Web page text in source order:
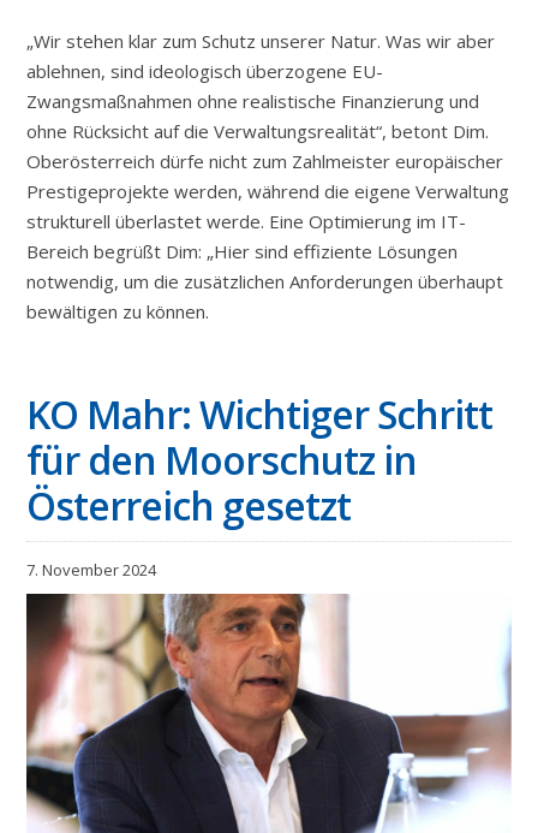
„Wir stehen klar zum Schutz unserer Natur. Was wir aber
ablehnen, sind ideologisch überzogene EU-
Zwangsmaßnahmen ohne realistische Finanzierung und
ohne Rücksicht auf die Verwaltungsrealität“, betont Dim.
Oberösterreich dürfe nicht zum Zahlmeister europäischer
Prestigeprojekte werden, während die eigene Verwaltung
strukturell überlastet werde. Eine Optimierung im IT-
Bereich begrüßt Dim: „Hier sind effiziente Lösungen
notwendig, um die zusätzlichen Anforderungen überhaupt
bewältigen zu können.
KO Mahr: Wichtiger Schritt
für den Moorschutz in
Österreich gesetzt
7. November 2024